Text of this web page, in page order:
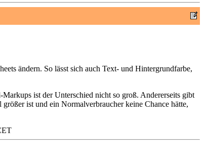
ändern. So lässt sich auch Text- und Hintergrundfarbe,
ist der Unterschied nicht so groß. Andererseits gibt
ist und ein Normalverbraucher keine Chance hätte,